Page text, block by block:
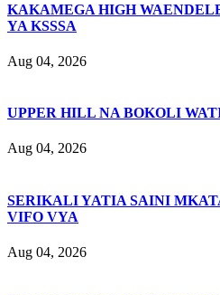
KAKAMEGA HIGH
YA KSSSA
Aug 04, 2026
UPPER HILL NA BOKOLI
Aug 04, 2026
SERIKALI YATIA SAINI
VIFO VYA
Aug 04, 2026